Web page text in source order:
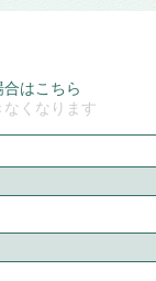
はこちら
くなります